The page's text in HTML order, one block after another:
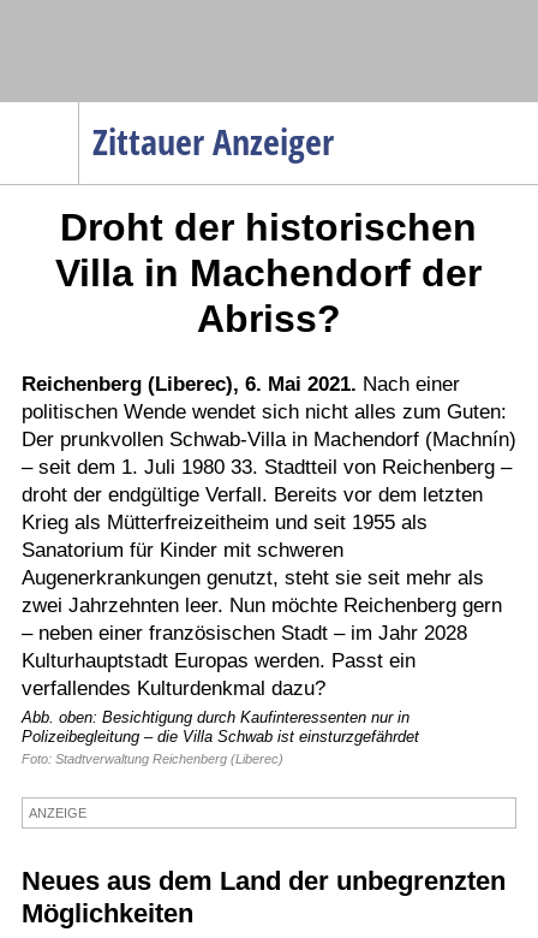
Zittauer Anzeiger
Menüpunkte
Politik
Gesellschaft
Verkehr
Gesundheit
Kultur
Sport
Termine
Kostenlos
Droht der historischen
Villa in Machendorf der
Abriss?
Reichenberg (Liberec), 6. Mai 2021. Nach einer
politischen Wende wendet sich nicht alles zum Guten:
Der prunkvollen Schwab-Villa in Machendorf (Machnín)
– seit dem 1. Juli 1980 33. Stadtteil von Reichenberg –
droht der endgültige Verfall. Bereits vor dem letzten
Krieg als Mütterfreizeitheim und seit 1955 als
Sanatorium für Kinder mit schweren
Augenerkrankungen genutzt, steht sie seit mehr als
zwei Jahrzehnten leer. Nun möchte Reichenberg gern
– neben einer französischen Stadt – im Jahr 2028
Kulturhauptstadt Europas werden. Passt ein
verfallendes Kulturdenkmal dazu?
Abb. oben: Besichtigung durch Kaufinteressenten nur in
Polizeibegleitung – die Villa Schwab ist einsturzgefährdet
Foto: Stadtverwaltung Reichenberg (Liberec)
ANZEIGE
Neues aus dem Land der unbegrenzten
Möglichkeiten